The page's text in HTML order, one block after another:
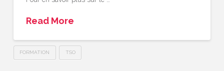
Read More
FORMATION TSO